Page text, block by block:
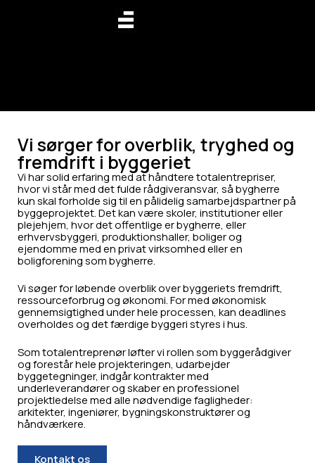
Vi sørger for overblik, tryghed og
fremdrift i byggeriet
Vi har solid erfaring med at håndtere totalentrepriser,
hvor vi står med det fulde rådgiveransvar, så bygherre
kun skal forholde sig til en pålidelig samarbejdspartner på
byggeprojektet. Det kan være skoler, institutioner eller
plejehjem, hvor det offentlige er bygherre, eller
erhvervsbyggeri, produktionshaller, boliger og
ejendomme med en privat virksomhed eller en
boligforening som bygherre.
Vi søger for løbende overblik over byggeriets fremdrift,
ressourceforbrug og økonomi. For med økonomisk
gennemsigtighed under hele processen, kan deadlines
overholdes og det færdige byggeri styres i hus.
Som totalentreprenør løfter vi rollen som byggerådgiver
og forestår hele projekteringen, udarbejder
byggetegninger, indgår kontrakter med
underleverandører og skaber en professionel
projektledelse med alle nødvendige fagligheder:
arkitekter, ingeniører, bygningskonstruktører og
håndværkere.
Kontakt os